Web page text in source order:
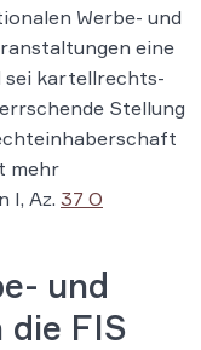
Werbe- und
eine
sei kar­tell­rechts­
Stellung
mehr
I, Az. 37 O
und
FIS